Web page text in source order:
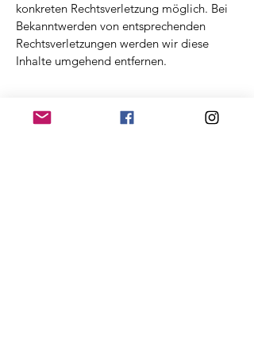
konkreten Rechtsverletzung möglich. Bei
Bekanntwerden von entsprechenden
Rechtsverletzungen werden wir diese
Inhalte umgehend entfernen.
KONTAKT